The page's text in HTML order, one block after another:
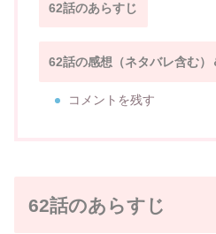
62話のあらすじ
62話の感想（ネタバレ含む）
コメントを残す
62話のあらすじ